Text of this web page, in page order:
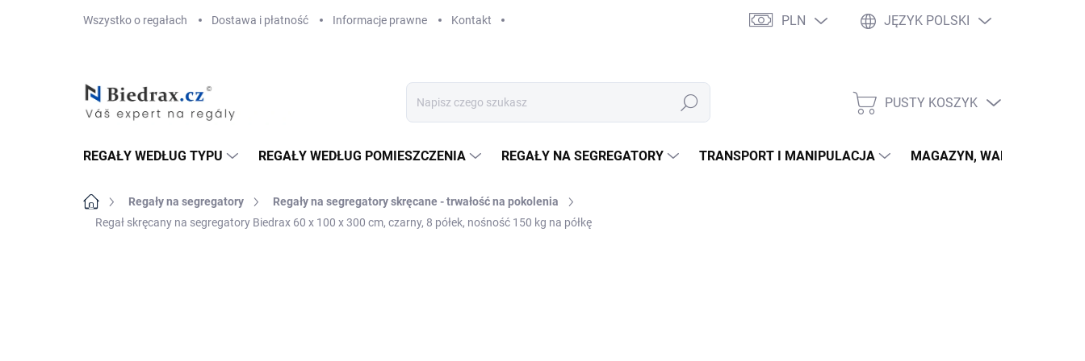
Wszystko o regałach Dostawa i płatność Informacje prawne Kontakt PLN JĘZYK POLSKI
Szukaj KOSZYK
PUSTY KOSZYK
REGAŁY WEDŁUG TYPU REGAŁY WEDŁUG POMIESZCZENIA REGAŁY NA SEGREGATORY TRANSPORT I MANIPULACJA MAGAZYN, WARSZTAT
Home Regały na segregatory
Regały na segregatory skręcane - trwałość na pokolenia
Regał skręcany na segregatory Biedrax 60 x 100 x 300 cm, czarny, 8 półek, nośność 150 kg na półkę